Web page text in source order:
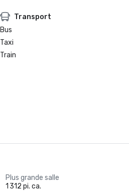
Transport
Bus
Taxi
Train
Plus grande salle
1 312 pi. ca.